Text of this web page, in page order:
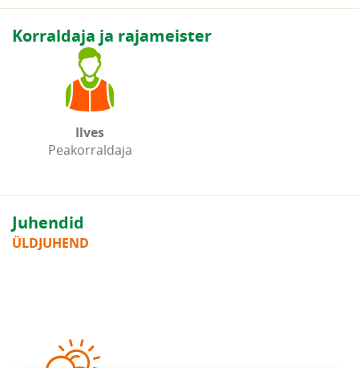
Korraldaja ja rajameister
Ilves
Peakorraldaja
Juhendid
ÜLDJUHEND